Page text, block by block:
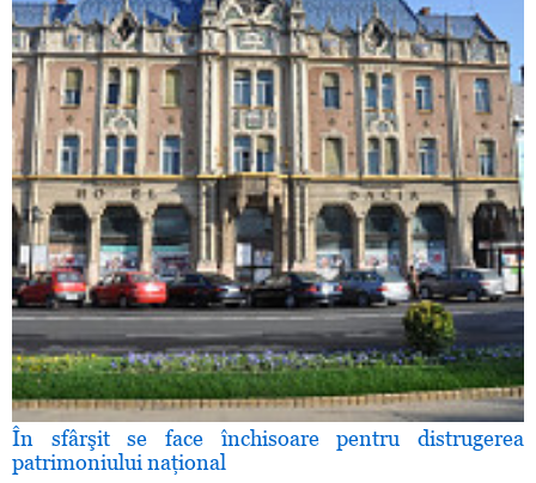
În sfârşit se face închisoare pentru distrugerea
patrimoniului naţional